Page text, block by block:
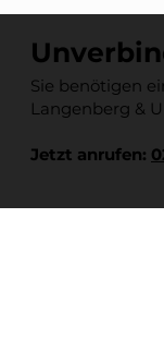
Sie benötigen
Langenberg &
Jetzt anrufen: